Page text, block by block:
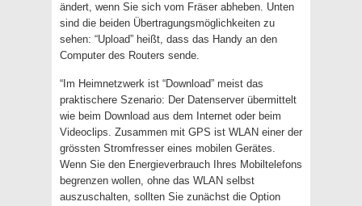
ändert, wenn Sie sich vom Fräser abheben. Unten
sind die beiden Übertragungsmöglichkeiten zu
sehen: “Upload” heißt, dass das Handy an den
Computer des Routers sende.
“Im Heimnetzwerk ist “Download” meist das
praktischere Szenario: Der Datenserver übermittelt
wie beim Download aus dem Internet oder beim
Videoclips. Zusammen mit GPS ist WLAN einer der
grössten Stromfresser eines mobilen Gerätes.
Wenn Sie den Energieverbrauch Ihres Mobiltelefons
begrenzen wollen, ohne das WLAN selbst
auszuschalten, sollten Sie zunächst die Option